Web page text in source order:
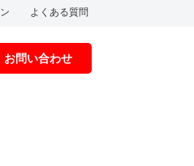
よくある質問
お問い合わせ